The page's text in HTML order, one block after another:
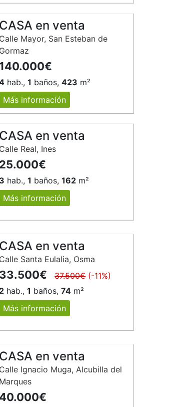
CASA en venta
Calle Mayor, San Esteban de
Gormaz
140.000€
hab.,1 baños,423 m²
Más información
CASA en venta
Calle Real, Ines
25.000€
3 hab.,1 baños,162 m²
Más información
CASA en venta
Calle Santa Eulalia, Osma
33.500€ 37.500€(-11%)
2 hab.,1 baños,74 m²
Más información
CASA en venta
Calle Ignacio Muga, Alcubilla del
Marques
40.000€